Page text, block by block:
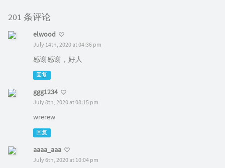
201 条评论
elwood
July 14th, 2020 at 04:36 pm
感谢感谢，好人
回复
ggg1234
July 8th, 2020 at 08:15 pm
wrerew
回复
aaaa_aaa
July 6th, 2020 at 10:04 pm